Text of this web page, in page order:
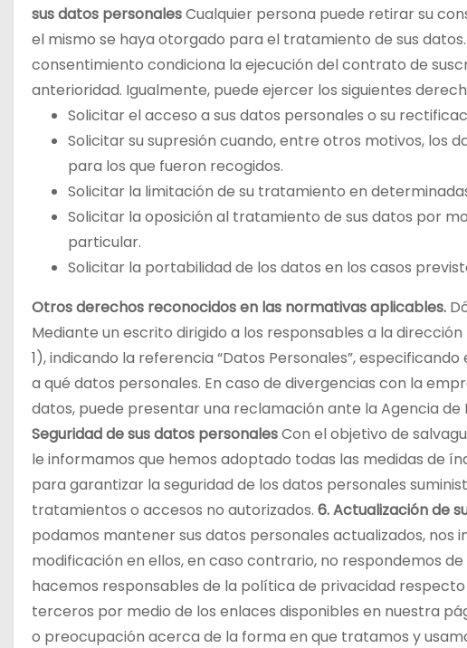
sus datos personalesCualquier persona puede retirar su
el mismo se haya otorgado para el tratamiento de sus
consentimiento condiciona la ejecución del contrato de
anterioridad. Igualmente, puede ejercer los siguientes
Solicitar el acceso a sus datos personales o su
Solicitar su supresión cuando, entre otros motivos, los
para los que fueron recogidos.
Solicitar la limitación de su tratamiento en
Solicitar la oposición al tratamiento de sus datos por
particular.
Solicitar la portabilidad de los datos en los casos
Otros derechos reconocidos en las normativas aplicables.
Mediante un escrito dirigido a los responsables a la
1), indicando la referencia “Datos Personales”,
a qué datos personales. En caso de divergencias con la
datos, puede presentar una reclamación ante la Agencia
Seguridad de sus datos personalesCon el objetivo de
le informamos que hemos adoptado todas las medidas de
para garantizar la seguridad de los datos personales
tratamientos o accesos no autorizados. 6. Actualización de
podamos mantener sus datos personales actualizados, nos
modificación en ellos, en caso contrario, no respondemos
hacemos responsables de la política de privacidad
terceros por medio de los enlaces disponibles en nuestra
o preocupación acerca de la forma en que tratamos y